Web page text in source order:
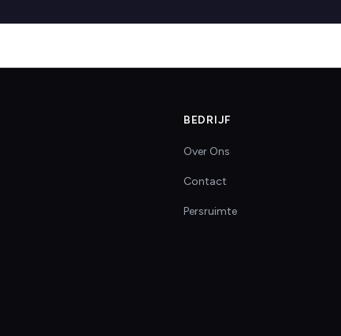
BEDRIJF
Over Ons
Contact
Persruimte